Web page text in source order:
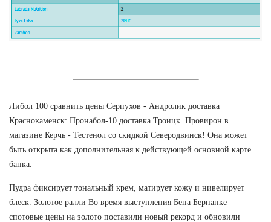
Либол 100 сравнить цены Серпухов - Андролик доставка
Краснокаменск: Пронабол-10 доставка Троицк. Провирон в
магазине Керчь - Тестенол со скидкой Северодвинск! Она может
быть открыта как дополнительная к действующей основной карте
банка.
Пудра фиксирует тональный крем, матирует кожу и нивелирует
блеск. Золотое ралли Во время выступления Бена Бернанке
спотовые цены на золото поставили новый рекорд и обновили